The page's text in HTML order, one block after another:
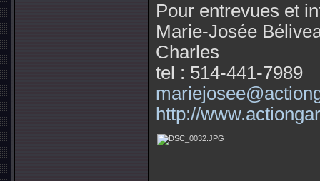
Pour entrevues et
Marie-Josée
Charles
tel : 514-441-7989
http://